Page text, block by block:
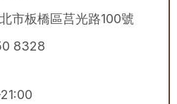
市板橋區莒光路100號
8328